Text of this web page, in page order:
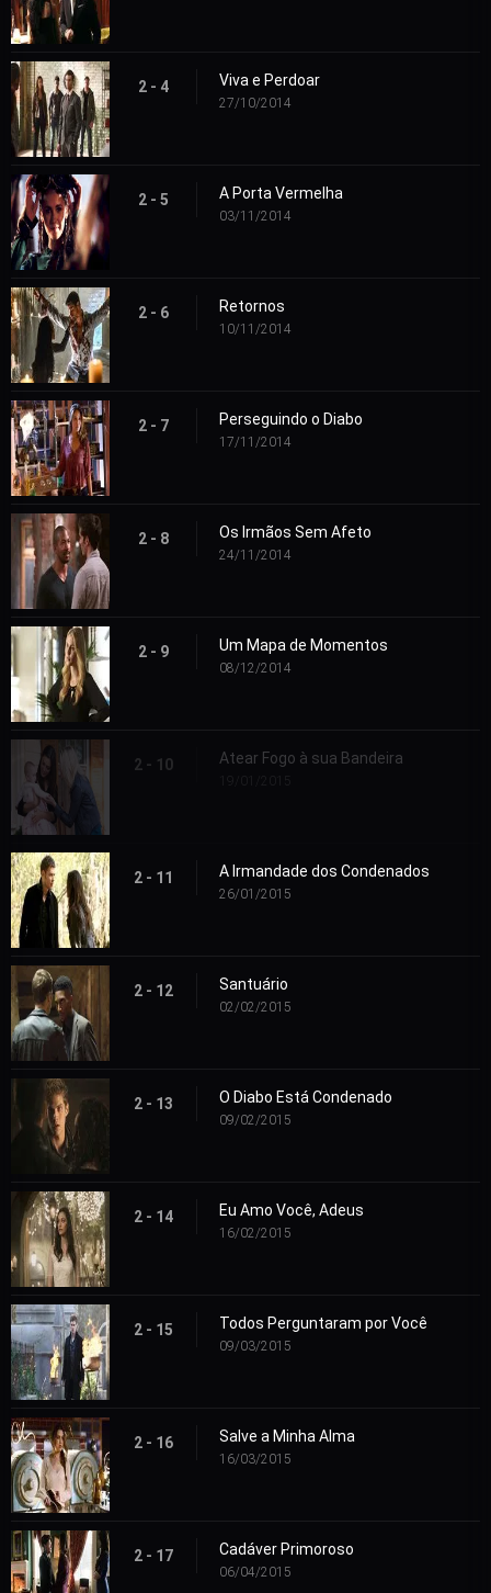
2 - 4 Viva e Perdoar
27/10/2014
2 - 5 A Porta Vermelha
03/11/2014
2 - 6 Retornos
10/11/2014
2 - 7 Perseguindo o Diabo
17/11/2014
2 - 8 Os Irmãos Sem Afeto
24/11/2014
2 - 9 Um Mapa de Momentos
08/12/2014
2 - 10 Atear Fogo à sua Bandeira
2 - 11 A Irmandade dos Condenados
26/01/2015
2 - 12 Santuário
02/02/2015
2 - 13 O Diabo Está Condenado
09/02/2015
2 - 14 Eu Amo Você, Adeus
16/02/2015
2 - 15 Todos Perguntaram por Você
09/03/2015
2 - 16 Salve a Minha Alma
16/03/2015
2 - 17 Cadáver Primoroso
06/04/2015